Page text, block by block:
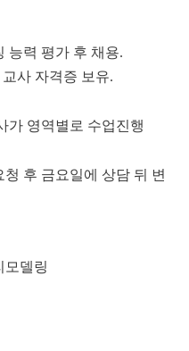
부 생활 위주), 월 30~50
동 적극적으로 하는 경우)
에 5~7명의 학생으로 구
Cooking, Science,
능력 평가 후 채용.
사 자격증 보유.
가 영역별로 수업진행
후 금요일에 상담 뒤 변
모델링